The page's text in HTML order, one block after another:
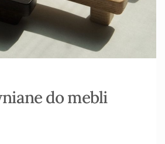
do mebli